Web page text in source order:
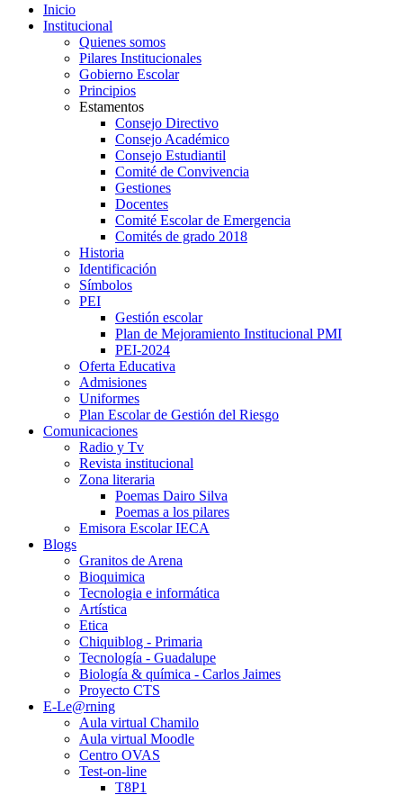
Inicio
Institucional
Quienes somos
Pilares Institucionales
Gobierno Escolar
Principios
Estamentos
Consejo Directivo
Consejo Académico
Consejo Estudiantil
Comité de Convivencia
Gestiones
Docentes
Comité Escolar de Emergencia
Comités de grado 2018
Historia
Identificación
Símbolos
PEI
Gestión escolar
Plan de Mejoramiento Institucional PMI
PEI-2024
Oferta Educativa
Admisiones
Uniformes
Plan Escolar de Gestión del Riesgo
Comunicaciones
Radio y Tv
Revista institucional
Zona literaria
Poemas Dairo Silva
Poemas a los pilares
Emisora Escolar IECA
Blogs
Granitos de Arena
Bioquimica
Tecnologia e informática
Artística
Etica
Chiquiblog - Primaria
Tecnología - Guadalupe
Biología & química - Carlos Jaimes
Proyecto CTS
E-Le@rning
Aula virtual Chamilo
Aula virtual Moodle
Centro OVAS
Test-on-line
T8P1